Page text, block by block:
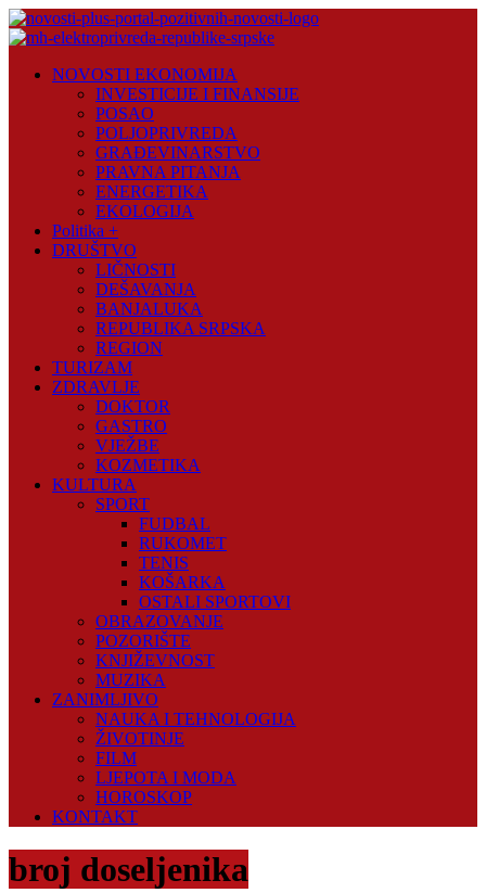
Skip
to
Plus
NOVOSTI EKONOMIJA
INVESTICIJE I FINANSIJE
POSAO
POLJOPRIVREDA
GRAĐEVINARSTVO
PRAVNA PITANJA
ENERGETIKA
EKOLOGIJA
Politika +
DRUŠTVO
LIČNOSTI
DEŠAVANJA
BANJALUKA
REPUBLIKA SRPSKA
REGION
TURIZAM
ZDRAVLJE
DOKTOR
GASTRO
VJEŽBE
KOZMETIKA
KULTURA
SPORT
FUDBAL
RUKOMET
TENIS
KOŠARKA
OSTALI SPORTOVI
OBRAZOVANJE
POZORIŠTE
KNJIŽEVNOST
MUZIKA
ZANIMLJIVO
NAUKA I TEHNOLOGIJA
ŽIVOTINJE
FILM
LJEPOTA I MODA
HOROSKOP
KONTAKT
broj doseljenika